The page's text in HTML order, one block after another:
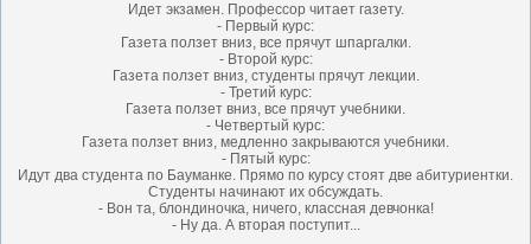
Идет экзамен. Профессор читает газету.
- Первый курс:
Газета ползет вниз, все прячут шпаргалки.
- Второй курс:
Газета ползет вниз, студенты прячут лекции.
- Третий курс:
Газета ползет вниз, все прячут учебники.
- Четвертый курс:
Газета ползет вниз, медленно закрываются учебники.
- Пятый курс:
Идут два студента по Бауманке. Прямо по курсу стоят две абитуриентки.
Студенты начинают их обсуждать.
- Вон та, блондиночка, ничего, классная девчонка!
- Ну да. А вторая поступит...